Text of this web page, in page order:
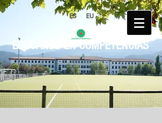
ES EU
EDUCANDO EN COMPETENCIAS